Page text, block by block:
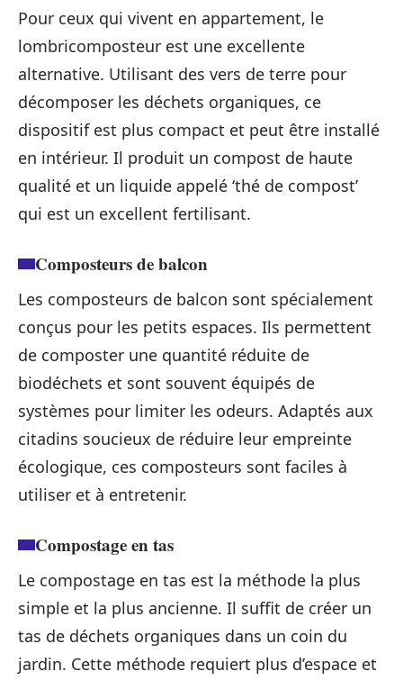
Pour ceux qui vivent en appartement, le
lombricomposteur est une excellente
alternative. Utilisant des vers de terre pour
décomposer les déchets organiques, ce
dispositif est plus compact et peut être installé
en intérieur. Il produit un compost de haute
qualité et un liquide appelé ‘thé de compost’
qui est un excellent fertilisant.
Composteurs de balcon
Les composteurs de balcon sont spécialement
conçus pour les petits espaces. Ils permettent
de composter une quantité réduite de
biodéchets et sont souvent équipés de
systèmes pour limiter les odeurs. Adaptés aux
citadins soucieux de réduire leur empreinte
écologique, ces composteurs sont faciles à
utiliser et à entretenir.
Compostage en tas
Le compostage en tas est la méthode la plus
simple et la plus ancienne. Il suffit de créer un
tas de déchets organiques dans un coin du
jardin. Cette méthode requiert plus d’espace et